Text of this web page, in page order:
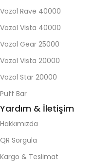
Vozol Rave 40000
Vozol Vista 40000
Vozol Gear 25000
Vozol Vista 20000
Vozol Star 20000
Puff Bar
Yardım & İletişim
Hakkımızda
QR Sorgula
Kargo & Teslimat